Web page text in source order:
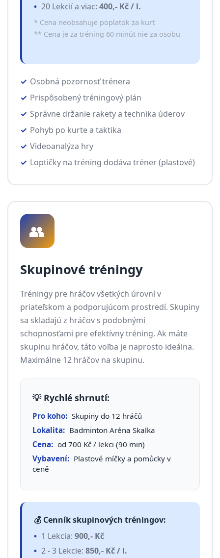
20 Lekcií a viac: 400,- Kč / l.
* Cena neobsahuje poplatok za kurt
** Cena je za tréning 60 minút nie za osobu
Osobná pozornosť trénera
Prispôsobený tréningový plán
Správne držanie rakety a technika úderov
Pohyb po kurte a taktika
Videoanalýza hry
Loptičky na tréning dodáva tréner (plastové)
👥
Skupinové tréningy
Tréningy pre hráčov všetkých úrovní v
priateľskom a podporujúcom prostredí. Skupiny
sa skladajú z hráčov s podobnými
schopnosťami pre efektívny tréning. Ak máte
skupinu hráčov, táto voľba je naprosto ideálna.
Maximálne 12 hráčov na skupinu.
💡 Rychlé shrnutí:
Pro koho: Skupiny do 12 hráčů
Lokalita: Badminton Aréna Skalka
Cena: od 700 Kč / lekci (90 min)
Vybavení: Plastové míčky a pomůcky v
ceně
💰 Cenník skupinových tréningov:
1 Lekcia: 900,- Kč
2 - 3 Lekcie: 850,- Kč / l.